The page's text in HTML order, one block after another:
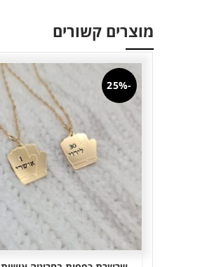
מוצרים קשורים
-25%